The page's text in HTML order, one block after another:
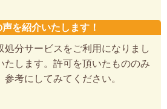
を紹介いたします！
処分サービスをご利用になりまし
たします。許可を頂いたもののみ
考にしてみてください。